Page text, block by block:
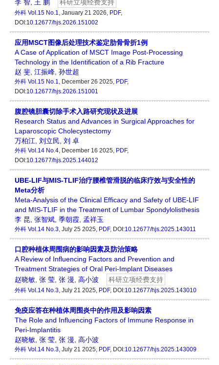
李 智, 王 鹏 科研立项经费支持
外科 Vol.15 No.1, January 21 2026, PDF,
DOI:10.12677/hjs.2026.151002
应用MSCT图像后处理技术鉴定肋骨骨折1例
A Case of Application of MSCT Image Post-Processing
Technology in the Identification of a Rib Fracture
赵 斐, 江振峰, 孙世超
外科 Vol.15 No.1, December 26 2025, PDF,
DOI:10.12677/hjs.2026.151001
腹腔镜胆囊切除手术入路研究现状及进展
Research Status and Advances in Surgical Approaches for
Laparoscopic Cholecystectomy
万柏江, 刘立民, 刘 卓
外科 Vol.14 No.4, December 16 2025, PDF,
DOI:10.12677/hjs.2025.144012
UBE-LIF与MIS-TLIF治疗腰椎管滑脱的临床疗效与安全性的
Meta分析
Meta-Analysis of the Clinical Efficacy and Safety of UBE-LIF
and MIS-TLIF in the Treatment of Lumbar Spondylolisthesis
李 昆, 张智斌, 季朝霞, 孟祥玉
外科 Vol.14 No.3, July 25 2025, PDF, DOI:10.12677/hjs.2025.143011
口腔种植体周围病的影响因素及防治策略
A Review of Influencing Factors and Prevention and
Treatment Strategies of Oral Peri-Implant Diseases
赵晓敏, 张 莹, 张 漫, 高小波 科研立项经费支持
外科 Vol.14 No.3, July 21 2025, PDF, DOI:10.12677/hjs.2025.143010
免疫应答在种植体周围炎中的作用及影响因素
The Role and Influencing Factors of Immune Response in
Peri-Implantitis
赵晓敏, 张 莹, 张 漫, 高小波
外科 Vol.14 No.3, July 21 2025, PDF, DOI:10.12677/hjs.2025.143009